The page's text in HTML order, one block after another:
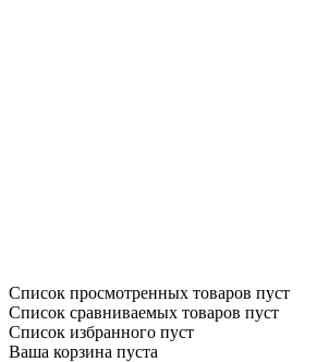
Список просмотренных товаров пуст
Список сравниваемых товаров пуст
Список избранного пуст
Ваша корзина пуста